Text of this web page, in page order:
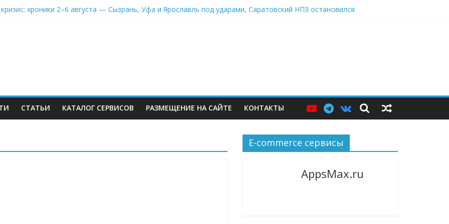
хроники 2–6 августа — Сызрань, Уфа и Ярославль под ударами, Саратовский НПЗ остановился
СТАТЬИ КАТАЛОГ СЕРВИСОВ РАЗМЕЩЕНИЕ НА САЙТЕ КОНТАКТЫ
E-commerce сервисы
AppsMax.ru